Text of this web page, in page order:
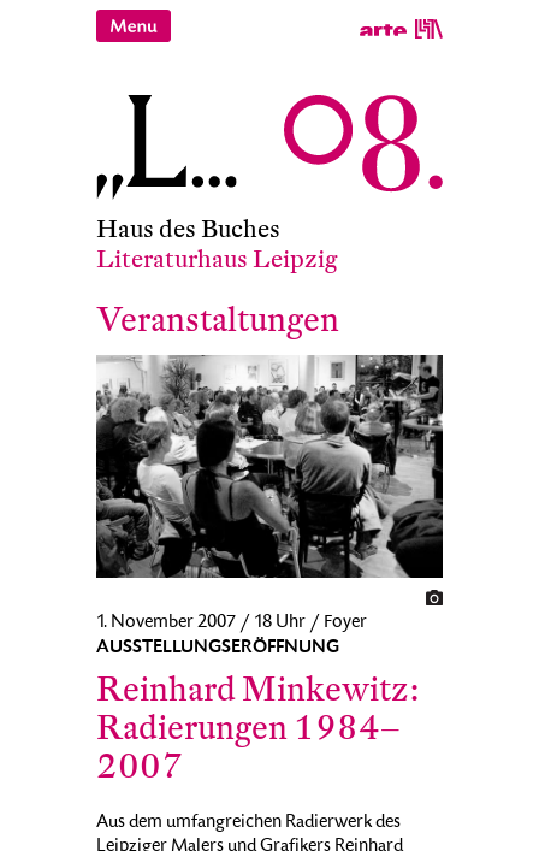
Haus des Buches
Literaturhaus Leipzig
Veranstaltungen
1. November 2007 / 18 Uhr / Foyer
AUSSTELLUNGSERÖFFNUNG
Reinhard Minkewitz:
Radierungen 1984–
2007
Aus dem umfangreichen Radierwerk des